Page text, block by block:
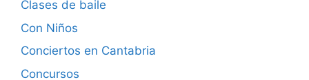
Clases de baile
Con Niños
Conciertos en Cantabria
Concursos